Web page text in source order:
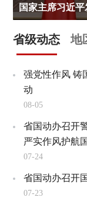
国家主席习近
省级动态 地
强党性作风 铸
动
08-05
省国动办召开
严实作风护航
07-24
省国动办召开
07-23